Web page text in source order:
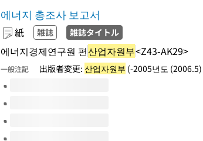
에너지 총조사 보고서
紙 雑誌 雑誌タイトル
에너지경제연구원 편산업자원부<Z43-AK29>
一般注記 出版者変更: 산업자원부 (-2005년도
このタイトルの巻号